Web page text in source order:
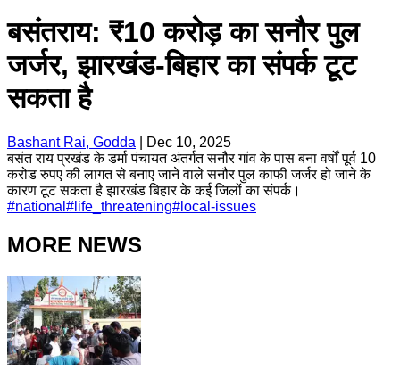
बसंतराय: ₹10 करोड़ का सनौर पुल
जर्जर, झारखंड-बिहार का संपर्क टूट
सकता है
Bashant Rai, Godda
Dec 10, 2025
बसंत राय प्रखंड के डर्मा पंचायत अंतर्गत सनौर गांव के पास बना वर्षों पूर्व 10
करोड रुपए की लागत से बनाए जाने वाले सनौर पुल काफी जर्जर हो जाने के
कारण टूट सकता है झारखंड बिहार के कई जिलों का संपर्क।
#national # life_threatening# local-issues
MORE NEWS